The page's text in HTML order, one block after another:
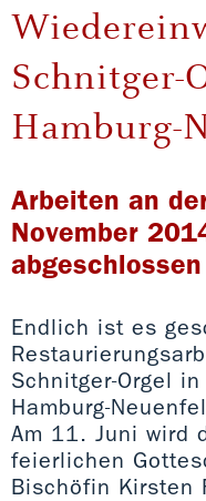
Schnitger-
Hamburg-
Arbeiten an
November
abgeschlossen
Endlich ist es
Schnitger-Orgel
Hamburg-
Am 11. Juni wird
feierlichen
Bischöfin Kirsten